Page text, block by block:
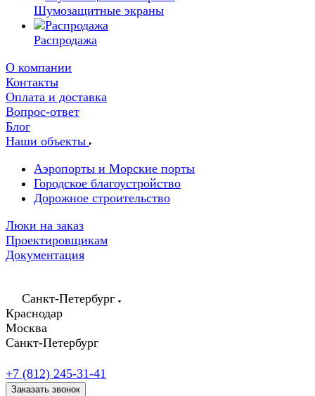
Шумозащитные экраны
Распродажа
О компании
Контакты
Оплата и доставка
Вопрос-ответ
Блог
Наши объекты
Аэропорты и Морские порты
Городское благоустройство
Дорожное строительство
Люки на заказ
Проектировщикам
Документация
Санкт-Петербург
Краснодар
Москва
Санкт-Петербург
+7 (812) 245-31-41
Заказать звонок